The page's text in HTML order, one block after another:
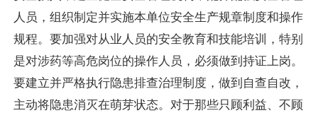
人员，组织制定并实施本单位安全生产规章制度和操作
规程。要加强对从业人员的安全教育和技能培训，特别
是对涉药等高危岗位的操作人员，必须做到持证上岗。
要建立并严格执行隐患排查治理制度，做到自查自改，
主动将隐患消灭在萌芽状态。对于那些只顾利益、不顾